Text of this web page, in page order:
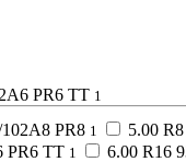
PR6 TT 1
PR8 1 5.00
PR6 TT 1 6.00 R16